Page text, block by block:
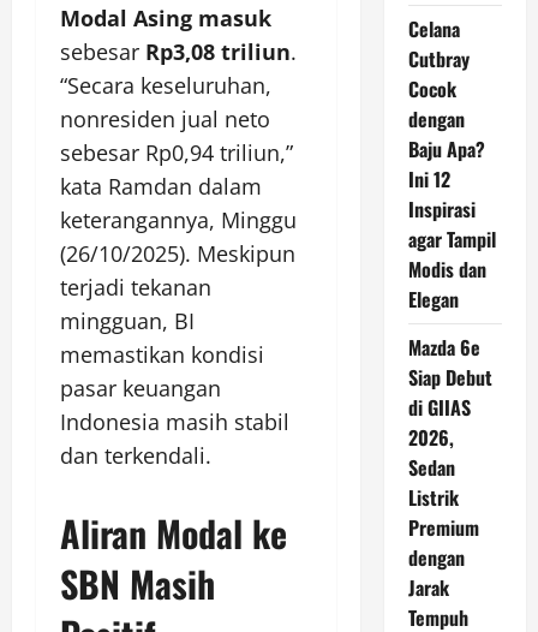
Modal Asing masuk
sebesar Rp3,08 triliun.
“Secara keseluruhan,
nonresiden jual neto
sebesar Rp0,94 triliun,”
kata Ramdan dalam
keterangannya, Minggu
(26/10/2025). Meskipun
terjadi tekanan
mingguan, BI
memastikan kondisi
pasar keuangan
Indonesia masih stabil
dan terkendali.
Aliran Modal ke
SBN Masih
Celana
Cutbray
Cocok
dengan
Baju Apa?
Ini 12
Inspirasi
agar Tampil
Modis dan
Elegan
Mazda 6e
Siap Debut
di GIIAS
2026,
Sedan
Listrik
Premium
dengan
Jarak
Tempuh